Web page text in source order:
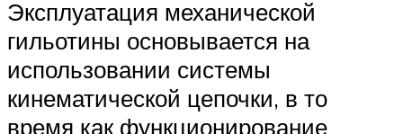
Эксплуатация механической
гильотины основывается на
использовании системы
кинематической цепочки, в то
время как функционирование